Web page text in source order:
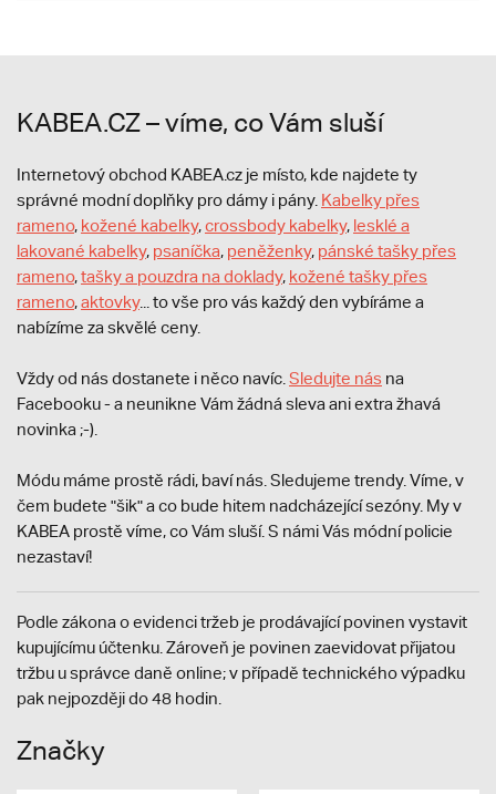
KABEA.CZ – víme, co Vám sluší
Internetový obchod KABEA.cz je místo, kde najdete ty
správné modní doplňky pro dámy i pány. Kabelky přes
rameno, kožené kabelky,crossbody kabelky, lesklé a
lakované kabelky, psaníčka, peněženky, pánské tašky přes
rameno,tašky a pouzdra na doklady, kožené tašky přes
rameno,aktovky... to vše pro vás každý den vybíráme a
nabízíme za skvělé ceny.
Vždy od nás dostanete i něco navíc. Sledujte nás na
Facebooku - a neunikne Vám žádná sleva ani extra žhavá
novinka ;-).
Módu máme prostě rádi, baví nás. Sledujeme trendy. Víme, v
čem budete "šik" a co bude hitem nadcházející sezóny. My v
KABEA prostě víme, co Vám sluší. S námi Vás módní policie
nezastaví!
Podle zákona o evidenci tržeb je prodávající povinen vystavit
kupujícímu účtenku. Zároveň je povinen zaevidovat přijatou
tržbu u správce daně online; v případě technického výpadku
pak nejpozději do 48 hodin.
Značky